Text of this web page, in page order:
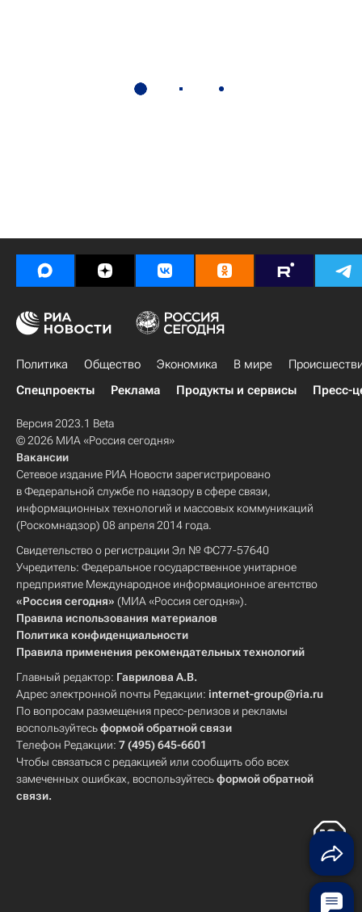
Политика Общество Экономика В мире
Спецпроекты
Реклама Продукты и сервисы Пресс-
Версия 2023.1 Beta
© 2026 МИА «Россия сегодня»
Вакансии
Сетевое издание РИА Новости зарегистрировано
в Федеральной службе по надзору в сфере связи,
информационных технологий и массовых коммуникаций
(Роскомнадзор) 08 апреля 2014 года.
Свидетельство о регистрации Эл № ФС77-57640
Учредитель: Федеральное государственное унитарное
предприятие Международное информационное агентство
«Россия сегодня» (МИА «Россия сегодня»).
Правила использования материалов
Политика конфиденциальности
Правила применения рекомендательных технологий
Главный редактор: Гаврилова А.В.
Адрес электронной почты Редакции: internet-group@ria.ru
По вопросам размещения пресс-релизов и рекламы
воспользуйтесьформой обратной связи
Телефон Редакции: 7 (495) 645-6601
Чтобы связаться с редакцией или сообщить обо всех
замеченных ошибках, воспользуйтесьформой обратной
связи.